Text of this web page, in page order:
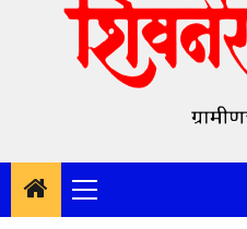
content
Primary
Menu